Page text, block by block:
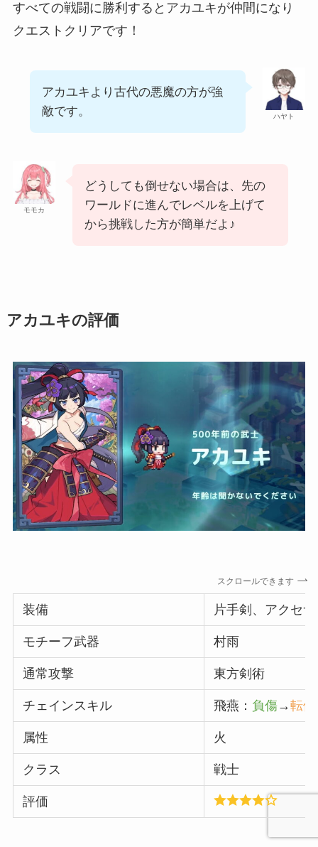
すべての戦闘に勝利するとアカユキが仲間になり
クエストクリアです！
ハヤト
アカユキより古代の悪魔の方が強
敵です。
モモカ
どうしても倒せない場合は、先の
ワールドに進んでレベルを上げて
から挑戦した方が簡単だよ♪
アカユキの評価
スクロールできます
装備 片手剣、アクセ
モチーフ武器 村雨
通常攻撃 東方剣術
チェインスキル 飛燕： 負傷→転倒
属性 火
クラス 戦士
評価